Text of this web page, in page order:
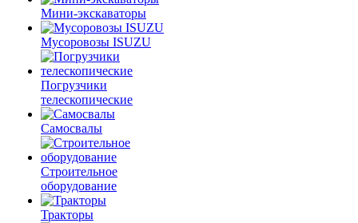
Мини-экскаваторы
Мусоровозы ISUZU
Погрузчики
телескопические
Самосвалы
Строительное
оборудование
Тракторы